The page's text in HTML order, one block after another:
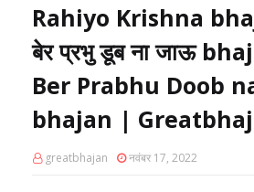
Rahiyo Krishna
बेर प्रभु डूब ना जाऊ
Ber Prabhu Doob
bhajan |
greatbhajan नवंबर 17, 2022